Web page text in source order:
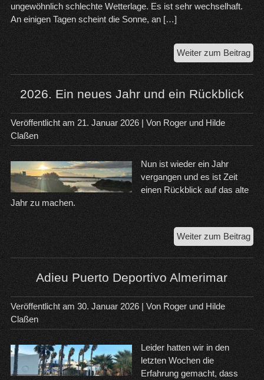
ungewöhnlich schlechte Wetterlage. Es ist sehr wechselhaft.
An einigen Tagen scheint die Sonne, an […]
Weiter zum Beitrag
in
2026. Ein neues Jahr und ein Rückblick
Veröffentlicht am 21. Januar 2026| Von Roger und Hilde
Claßen
Nun ist wieder ein Jahr
vergangen und es ist Zeit
einen Rückblick auf das alte
Jahr zu machen.
Weiter zum Beitrag
Ein
und
ein
Adieu Puerto Deportivo Almerimar
Veröffentlicht am 30. Januar 2026| Von Roger und Hilde
Claßen
Leider hatten wir in den
letzten Wochen die
Erfahrung gemacht, dass